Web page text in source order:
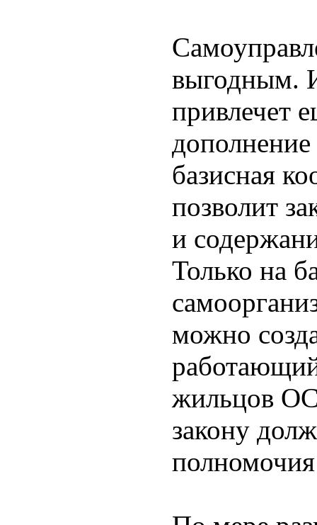
выгодным.
привлечет
базисная
позволит
и
Только на
можно
жильцов
закону